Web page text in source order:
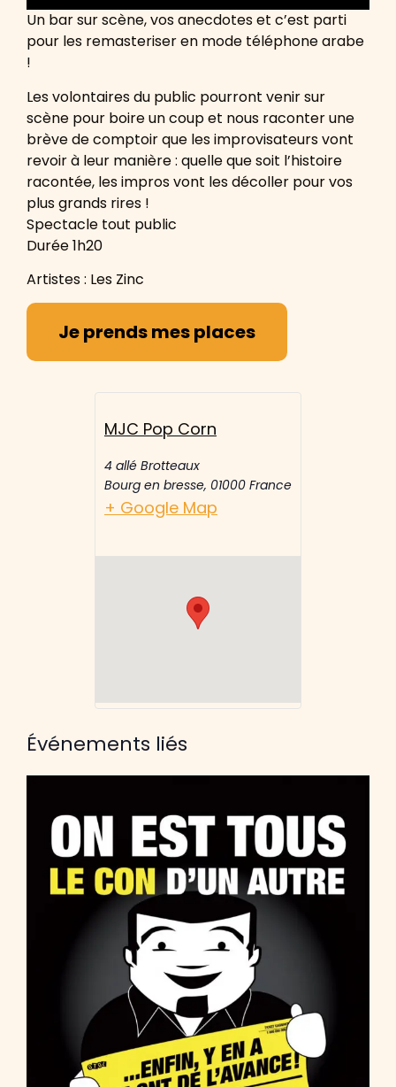
Un bar sur scène, vos anecdotes et c’est parti
pour les remasteriser en mode téléphone arabe
!
Les volontaires du public pourront venir sur
scène pour boire un coup et nous raconter une
brève de comptoir que les improvisateurs vont
revoir à leur manière : quelle que soit l’histoire
racontée, les impros vont les décoller pour vos
plus grands rires !
Spectacle tout public
Durée 1h20
Artistes : Les Zinc
Je prends mes places
MJC Pop Corn
4 allé Brotteaux
Bourg en bresse, 01000 France
+ Google Map
Événements liés